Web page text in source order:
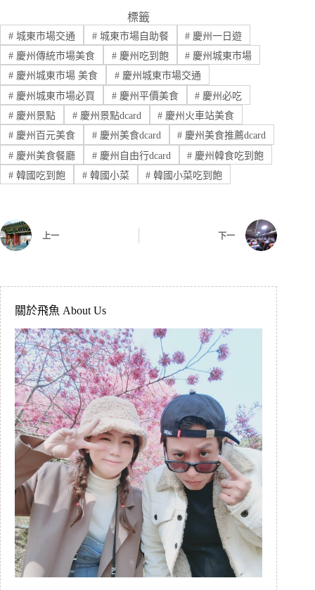
標籤
#城東市場交通 #城東市場自助餐 # 慶州一日遊
#慶州傳統市場美食 #慶州吃到飽 # 慶州城東市場
#慶州城東市場 美食 #慶州城東市場交通
#慶州城東市場必買 #慶州平價美食 # 慶州必吃
#慶州景點 #慶州景點dcard # 慶州火車站美食
#慶州百元美食 #慶州美食dcard # 慶州美食推薦dcard
#慶州美食餐廳 #慶州自由行dcard # 慶州韓食吃到飽
#韓國吃到飽 #韓國小菜 # 韓國小菜吃到飽
上一 下一
關於飛魚 About Us